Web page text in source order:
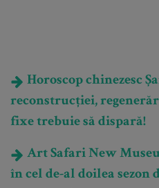
Horoscop chinezesc
reconstrucției,
fixe trebuie să dispară!
Art Safari New
în cel de-al doilea sezon